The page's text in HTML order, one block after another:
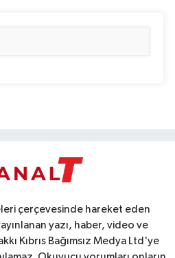
çerçevesinde hareket eden
yazı, haber, video ve
Kıbrıs Bağımsız Medya Ltd'ye